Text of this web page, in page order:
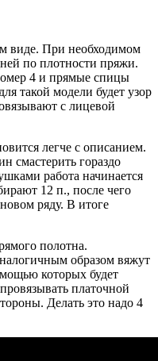
виде. При необходимом
по плотности пряжи.
4 и прямые спицы
такой модели будет узор
с лицевой
легче с описанием.
смастерить гораздо
работа начинается
12 п., после чего
ряду. В итоге
полотна.
образом вяжут
которых будет
платочной
Делать это надо 4